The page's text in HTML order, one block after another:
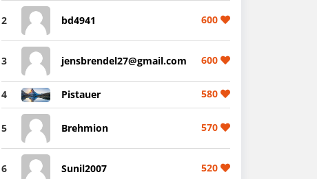
2 bd4941 600
3 jensbrendel27@gmail.com 600
4 Pistauer 580
5 Brehmion 570
6 Sunil2007 520